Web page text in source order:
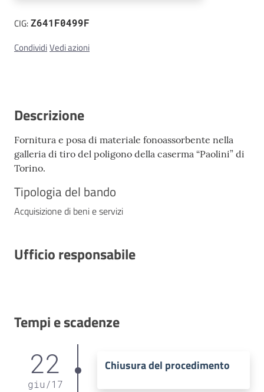
CIG:Z641F0499F
CondividiVedi azioni
Descrizione
Fornitura e posa di materiale fonoassorbente nella
galleria di tiro del poligono della caserma “Paolini” di
Torino.
Tipologia del bando
Acquisizione di beni e servizi
Ufficio responsabile
Tempi e scadenze
22
giu /17
Chiusura del procedimento